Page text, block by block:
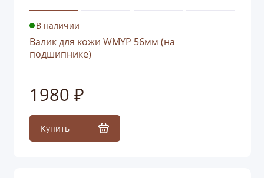
В наличии
Валик для кожи WMYP 56мм (на
подшипнике)
1980 ₽
Купить